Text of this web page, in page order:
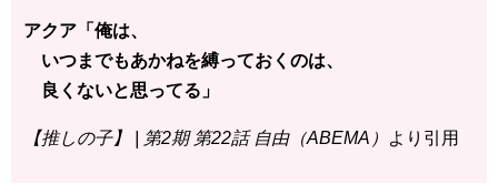
アクア「俺は、
いつまでもあかねを縛っておくのは、
良くないと思ってる」
【推しの子】 | 第2期 第22話 自由（ABEMA） より引用